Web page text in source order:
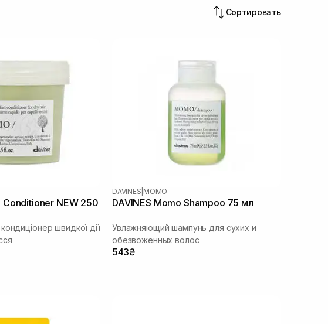
Сортировать
Conditioner NEW 250
швидкої дії
DAVINES MOMO
DAVINES Momo Shampoo 75 мл
Увлажняющий шампунь для сухих и
обезвоженных волос
543₴